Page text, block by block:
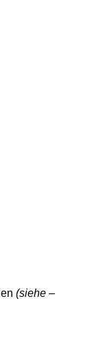
(siehe –